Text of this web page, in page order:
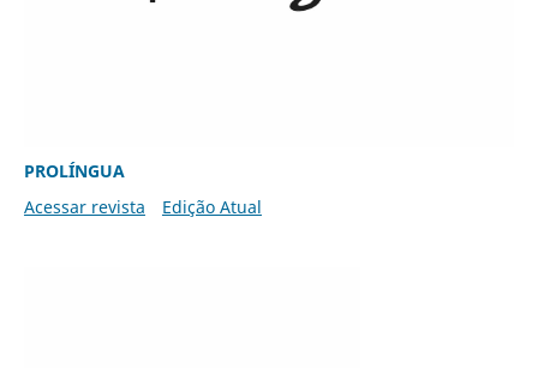
PROLÍNGUA
Acessar revista
Edição Atual